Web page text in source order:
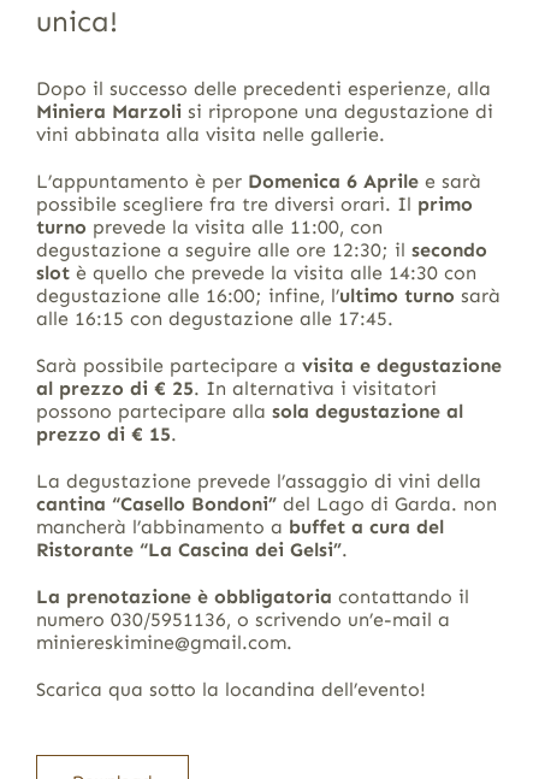
unica!
Dopo il successo delle precedenti esperienze, alla
Miniera Marzolisi ripropone una degustazione di
vini abbinata alla visita nelle gallerie.
L’appuntamento è per Domenica 6 Aprilee sarà
possibile scegliere fra tre diversi orari. Il primo
turno prevede la visita alle 11:00, con
degustazione a seguire alle ore 12:30; il secondo
slotè quello che prevede la visita alle 14:30 con
degustazione alle 16:00; infine, l’ultimo turno sarà
alle 16:15 con degustazione alle 17:45.
Sarà possibile partecipare a visita e degustazione
al prezzo di € 25. In alternativa i visitatori
possono partecipare alla sola degustazione al
prezzo di € 15.
La degustazione prevede l’assaggio di vini della
cantina “Casello Bondoni”del Lago di Garda. non
mancherà l’abbinamento a buffet a cura del
Ristorante “La Cascina dei Gelsi”.
La prenotazione è obbligatoria contattando il
numero 030/5951136, o scrivendo un’e-mail a
miniereskimine@gmail.com.
Scarica qua sotto la locandina dell’evento!